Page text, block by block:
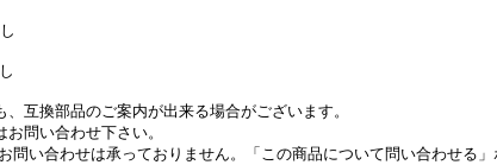
互換部品のご案内が出来る場合がございます。
問い合わせ下さい。
問い合わせは承っておりません。「この商品について問い合わせる